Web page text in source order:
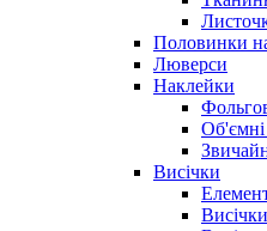
Половинки
Люверси
Наклейки
Висічки